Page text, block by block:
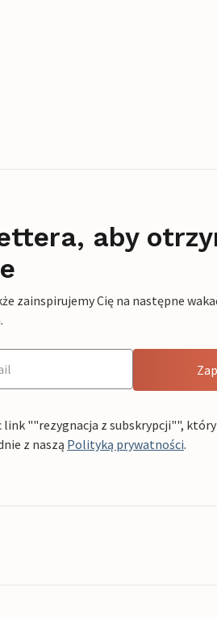
aby
zainspirujemy Cię na następne
""rezygnacja z subskrypcji"",
z naszą Polityką prywatności.